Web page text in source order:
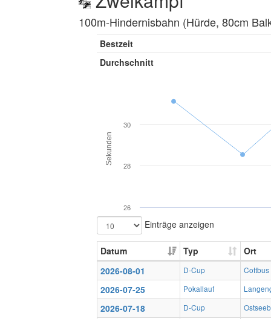
100m-Hindernisbahn (Hürde, 80cm
Bestzeit
Durchschnitt
Sekunden
26
28
30
Einträge anzeigen
Datum Typ
Ort
2026-08-01
D-Cup Cottbus
2026-07-25 Pokallauf
2026-07-18 D-Cup